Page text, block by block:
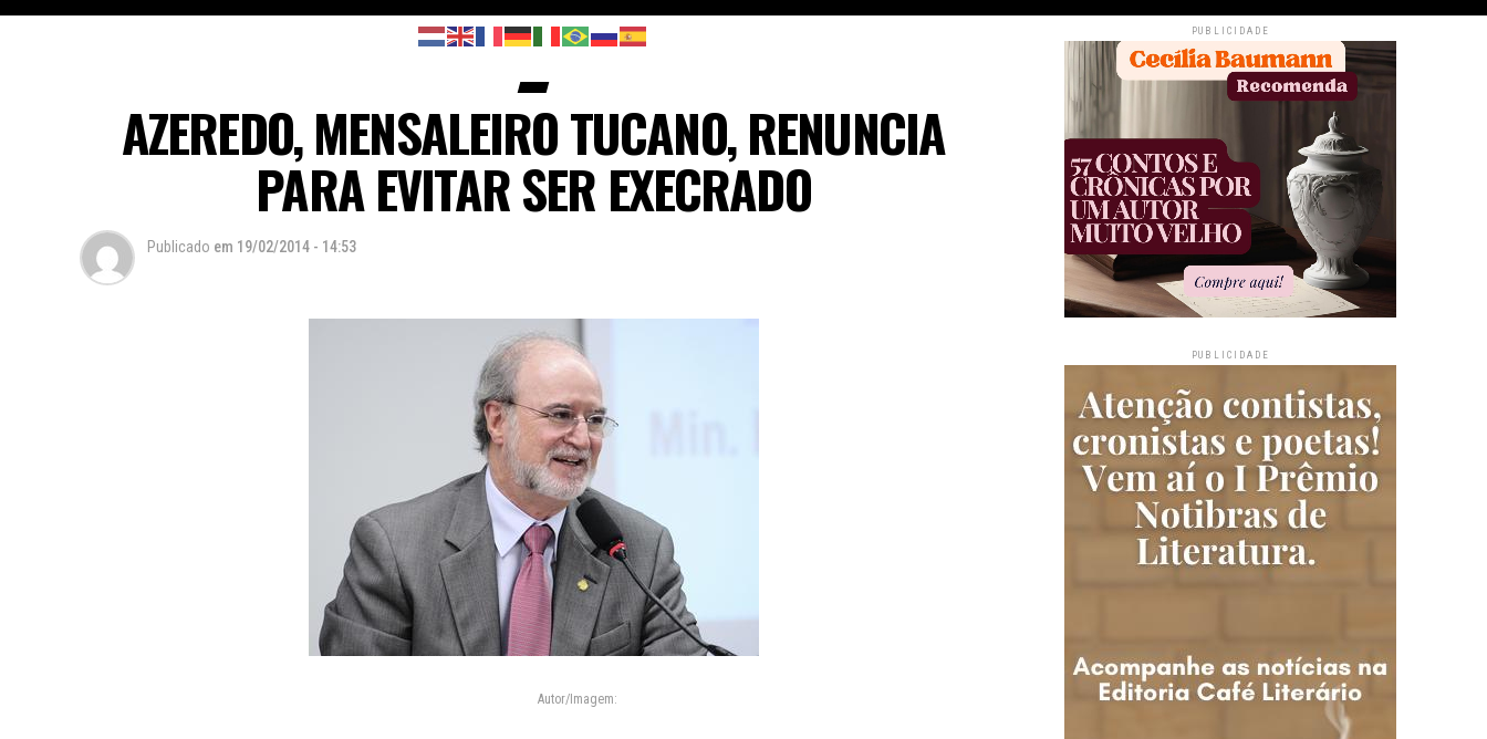
AZEREDO, MENSALEIRO TUCANO, RENUNCIA
PARA EVITAR SER EXECRADO
Publicado em 19/02/2014 - 14:53
Autor/Imagem:
PUBLICIDADE
PUBLICIDADE